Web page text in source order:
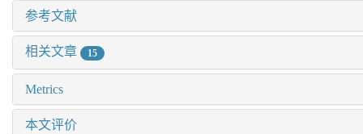
参考文献
相关文章 15
Metrics
本文评价